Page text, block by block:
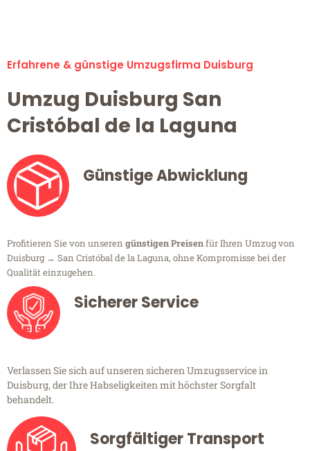
Erfahrene & günstige Umzugsfirma Duisburg
Umzug Duisburg San
Cristóbal de la Laguna
Günstige Abwicklung
Profitieren Sie von unseren günstigen Preisenfür Ihren Umzug von
Duisburg → San Cristóbal de la Laguna, ohne Kompromisse bei der
Qualität einzugehen.
Sicherer Service
Verlassen Sie sich auf unseren sicheren Umzugsservice in
Duisburg, der Ihre Habseligkeiten mit höchster Sorgfalt
behandelt.
Sorgfältiger Transport